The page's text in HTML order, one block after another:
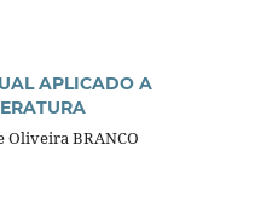
APLICADO A
Oliveira BRANCO